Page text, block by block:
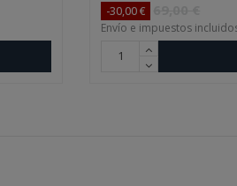
-30,00 €
Envío e impuestos